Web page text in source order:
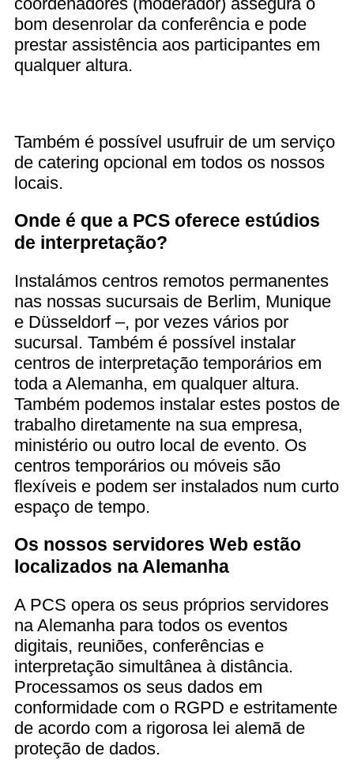
bom desenrolar da conferência e pode
prestar assistência aos participantes em
qualquer altura.
Também é possível usufruir de um serviço
de catering opcional em todos os nossos
locais.
Onde é que a PCS oferece estúdios
de interpretação?
Instalámos centros remotos permanentes
nas nossas sucursais de Berlim, Munique
e Düsseldorf –, por vezes vários por
sucursal. Também é possível instalar
centros de interpretação temporários em
toda a Alemanha, em qualquer altura.
Também podemos instalar estes postos de
trabalho diretamente na sua empresa,
ministério ou outro local de evento. Os
centros temporários ou móveis são
flexíveis e podem ser instalados num curto
espaço de tempo.
Os nossos servidores Web estão
localizados na Alemanha
A PCS opera os seus próprios servidores
na Alemanha para todos os eventos
digitais, reuniões, conferências e
interpretação simultânea à distância.
Processamos os seus dados em
conformidade com o RGPD e estritamente
de acordo com a rigorosa lei alemã de
proteção de dados.